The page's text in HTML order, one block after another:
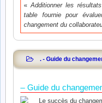
«Additionner les
table fournie pour
changement du
. - Guide du
– Guide du
Le succès du